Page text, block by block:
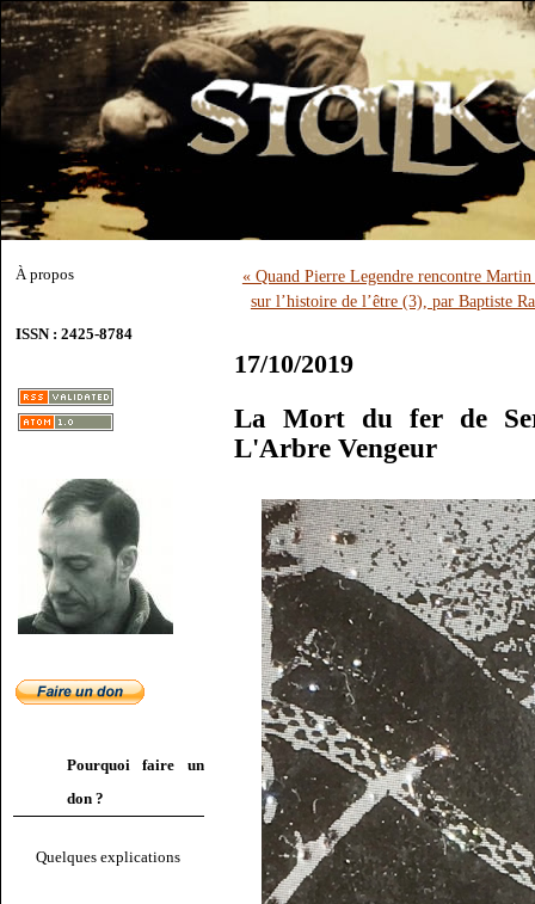
À propos
ISSN : 2425-8784
Pourquoi faire un
don ?
Quelques explications
« Quand Pierre Legendre rencontre
sur l’histoire de l’être (3), par Baptiste
17/10/2019
La Mort du fer de
L'Arbre Vengeur